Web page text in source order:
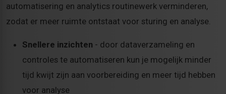
automatisering en analytics routinewerk verminderen,
zodat er meer ruimte ontstaat voor sturing en analyse.
Snellere inzichten - door dataverzameling en
controles te automatiseren kun je mogelijk minder
tijd kwijt zijn aan voorbereiding en meer tijd hebben
voor analyse